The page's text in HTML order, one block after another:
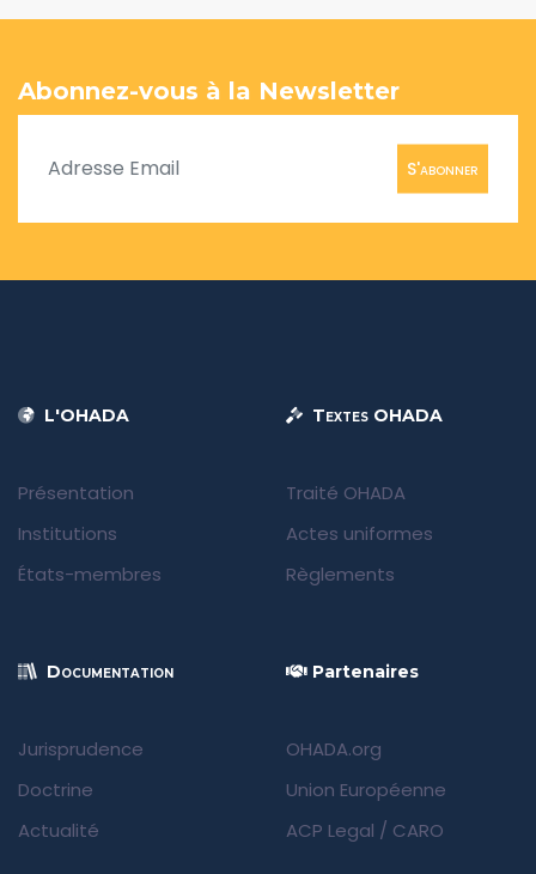
Abonnez-vous à la Newsletter
S'abonner
L'OHADA
Présentation
Institutions
États-membres
Textes OHADA
Traité OHADA
Actes uniformes
Règlements
Documentation
Jurisprudence
Doctrine
Actualité
Partenaires
OHADA.org
Union Européenne
ACP Legal / CARO